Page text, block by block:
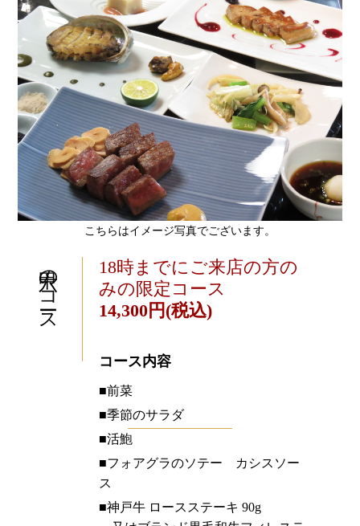
こちらはイメージ写真でございます。
六甲のコース
18時までにご来店の方の
みの限定コース
14,300円(税込)
コース内容
■前菜
■季節のサラダ
■活鮑
■フォアグラのソテー カシスソー
ス
■神戸牛ロースステーキ 90g